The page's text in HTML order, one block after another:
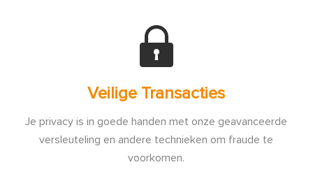
Veilige Transacties
Je privacy is in goede handen met onze geavanceerde
versleuteling en andere technieken om fraude te
voorkomen.